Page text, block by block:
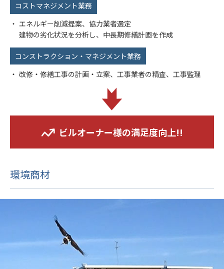
コストマネジメント業務
エネルギー削減提案、協力業者選定
建物の劣化状況を分析し、中長期修繕計画を作成
コンストラクション・マネジメント業務
改修・修繕工事の計画・立案、工事業者の精査、工事監理
ビルオーナー様の満足度向上!!
環境商材